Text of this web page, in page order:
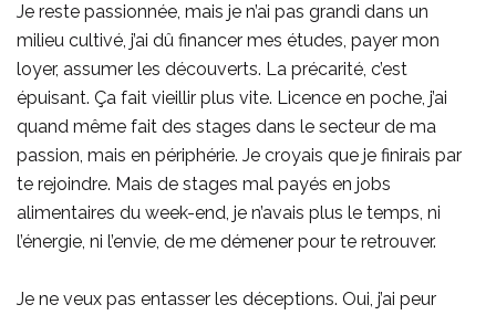
Je reste passionnée, mais je n’ai pas grandi dans un
milieu cultivé, j’ai dû financer mes études, payer mon
loyer, assumer les découverts. La précarité, c’est
épuisant. Ça fait vieillir plus vite. Licence en poche, j’ai
quand même fait des stages dans le secteur de ma
passion, mais en périphérie. Je croyais que je finirais par
te rejoindre. Mais de stages mal payés en jobs
alimentaires du week-end, je n’avais plus le temps, ni
l’énergie, ni l’envie, de me démener pour te retrouver.
Je ne veux pas entasser les déceptions. Oui, j’ai peur